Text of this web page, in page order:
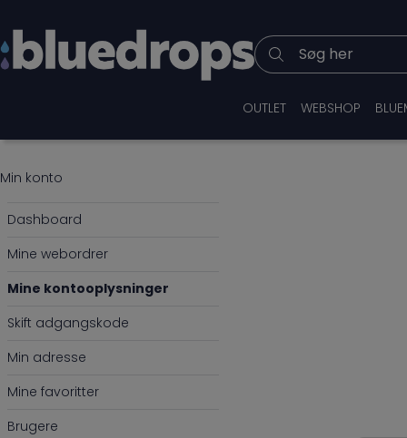
Søg her
OUTLET WEBSHOP
Min konto
Dashboard
Mine webordrer
Mine kontooplysninger
Skift adgangskode
Min adresse
Mine favoritter
Brugere